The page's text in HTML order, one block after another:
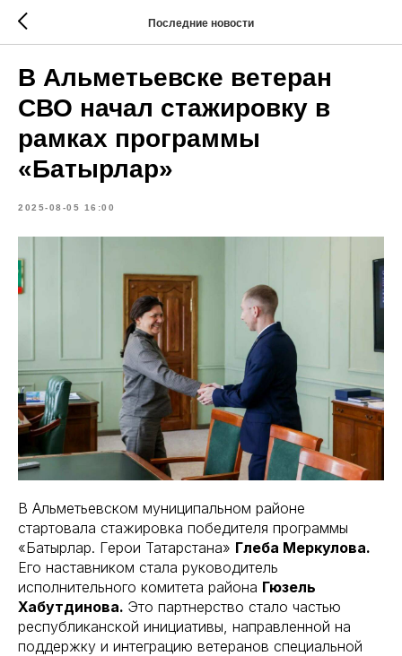
Последние новости
В Альметьевске ветеран
СВО начал стажировку в
рамках программы
«Батырлар»
2025-08-05 16:00
В Альметьевском муниципальном районе
стартовала стажировка победителя программы
«Батырлар. Герои Татарстана» Глеба Меркулова.
Его наставником стала руководитель
исполнительного комитета района Гюзель
Хабутдинова. Это партнерство стало частью
республиканской инициативы, направленной на
поддержку и интеграцию ветеранов специальной